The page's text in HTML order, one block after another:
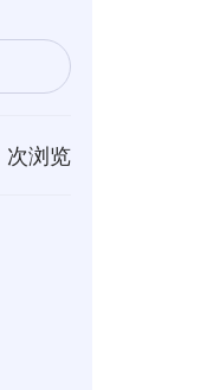
次浏览